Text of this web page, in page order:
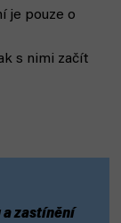
je pouze o
s nimi začít
zastínění